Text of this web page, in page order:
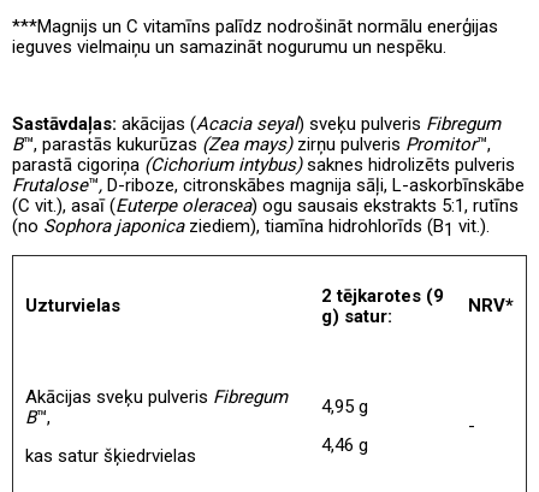
***Magnijs un C vitamīns palīdz nodrošināt normālu enerģijas
ieguves vielmaiņu un samazināt nogurumu un nespēku.
Sastāvdaļas: akācijas (Acacia seyal) sveķu pulveris Fibregum
B™, parastās kukurūzas (Zea mays) zirņu pulveris Promitor™,
parastā cigoriņa (Cichorium intybus)saknes hidrolizēts pulveris
Frutalose™, D-riboze, citronskābes magnija sāļi, L-askorbīnskābe
(C vit.), asaī (Euterpe oleracea) ogu sausais ekstrakts 5:1, rutīns
(no Sophora japonicaziediem), tiamīna hidrohlorīds (B1 vit.).
Uzturvielas 2 tējkarotes (9
g) satur: NRV*
Akācijas sveķu pulveris Fibregum
B™,
kas satur šķiedrvielas
4,95 g
4,46 g
-